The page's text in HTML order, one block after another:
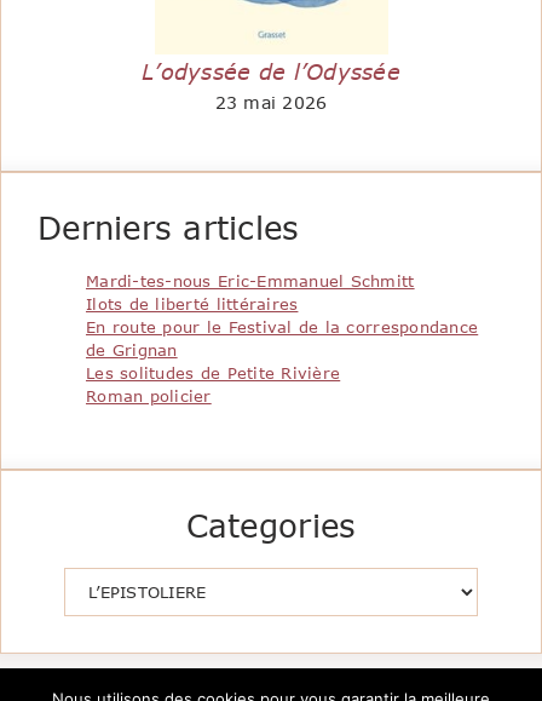
L’odyssée de l’Odyssée
23 mai 2026
Derniers articles
Mardi-tes-nous Eric-Emmanuel Schmitt
Ilots de liberté littéraires
En route pour le Festival de la correspondance
de Grignan
Les solitudes de Petite Rivière
Roman policier
Categories